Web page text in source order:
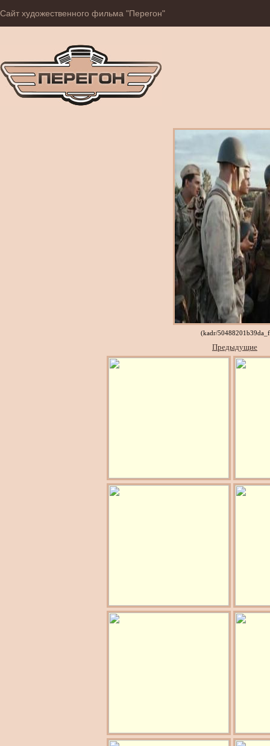
Сайт художественного фильма "Перегон"
(kadr/
Предыдущие